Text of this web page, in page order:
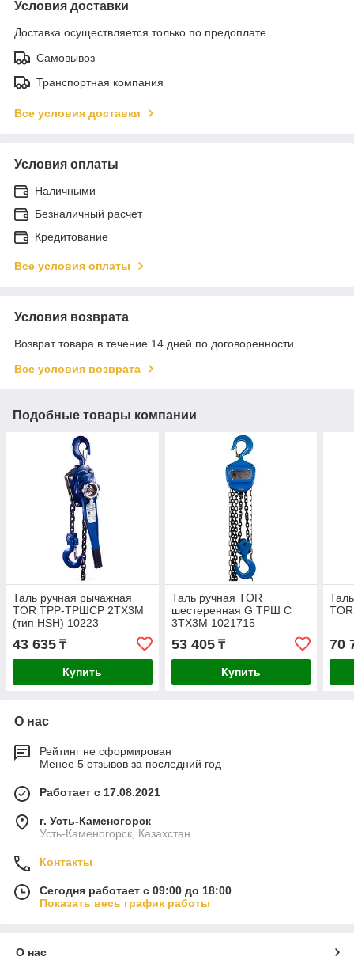
Условия доставки
Доставка осуществляется только по предоплате.
Самовывоз
Транспортная компания
Все условия доставки
Условия оплаты
Наличными
Безналичный расчет
Кредитование
Все условия оплаты
Условия возврата
Возврат товара в течение 14 дней по договоренности
Все условия возврата
Подобные товары компании
Таль ручная рычажная
TOR ТРР-ТРШСР 2ТХ3М
(тип HSH) 10223
43 635 ₸
Купить
Таль ручная TOR
шестеренная G ТРШ C
3ТХ3М 1021715
53 405₸
Купить
70
О нас
Рейтинг не сформирован
Менее 5 отзывов за последний год
Работает с 17.08.2021
г. Усть-Каменогорск
Усть-Каменогорск, Казахстан
Контакты
Сегодня работает с 09:00 до 18:00
Показать весь график работы
О нас